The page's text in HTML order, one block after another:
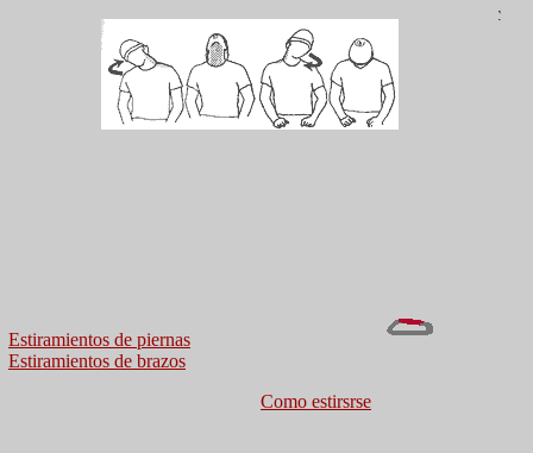
Seu en una posició que et sigui còmoda i mou el cap molt a poc
a poc, descrivint un cercle complert i mantenint l'espatlla recta.
Si vols pots mantenir l'estirament en una posició concreta, però
MAI forcis la postura fins que et faci mal. Si estàs mantenint
una posició concreta, relaxat i la musculatura corresponent
també ho farà.
Estiramientos de piernas
Estiramientos de brazos
Como estirsrse